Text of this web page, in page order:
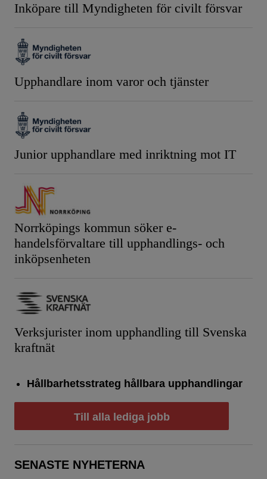
Inköpare till Myndigheten för civilt försvar
Upphandlare inom varor och tjänster
Junior upphandlare med inriktning mot IT
Norrköpings kommun söker e-
handelsförvaltare till upphandlings- och
inköpsenheten
Verksjurister inom upphandling till Svenska
kraftnät
Hållbarhetsstrateg hållbara upphandlingar
Till alla lediga jobb
SENASTE NYHETERNA